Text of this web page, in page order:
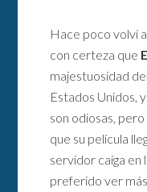
Hace poco volví
con certeza que
majestuosidad
Estados Unidos,
son odiosas, pero
que su película
servidor caiga en
preferido ver